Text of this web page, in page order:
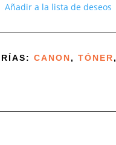
era:
$95,000.
Añadir a la lista de deseos
CANON, TÓNER,